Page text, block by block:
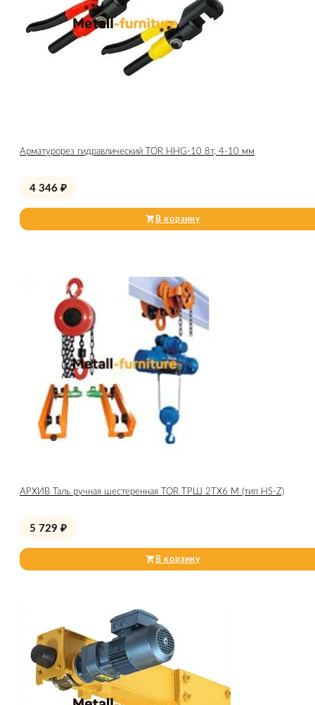
Арматурорез гидравлический TOR HHG-10 8т, 4-10 мм
4 346 ₽
В корзину
АРХИВ Таль ручная шестеренная TOR ТРШ 2ТХ6 М (тип HS-Z)
5 729 ₽
В корзину